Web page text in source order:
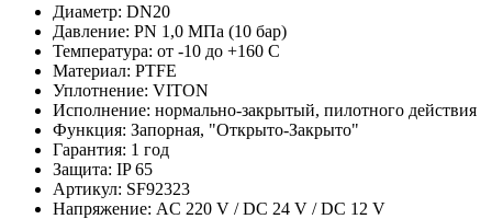
Диаметр: DN20
Давление: PN 1,0 МПа (10 бар)
Температура: от -10 до +160 С
Материал: PTFE
Уплотнение: VITON
Исполнение: нормально-закрытый, пилотного действия
Функция: Запорная, "Открыто-Закрыто"
Гарантия: 1 год
Защита: IP 65
Артикул: SF92323
Напряжение: AC 220 V / DC 24 V / DC 12 V